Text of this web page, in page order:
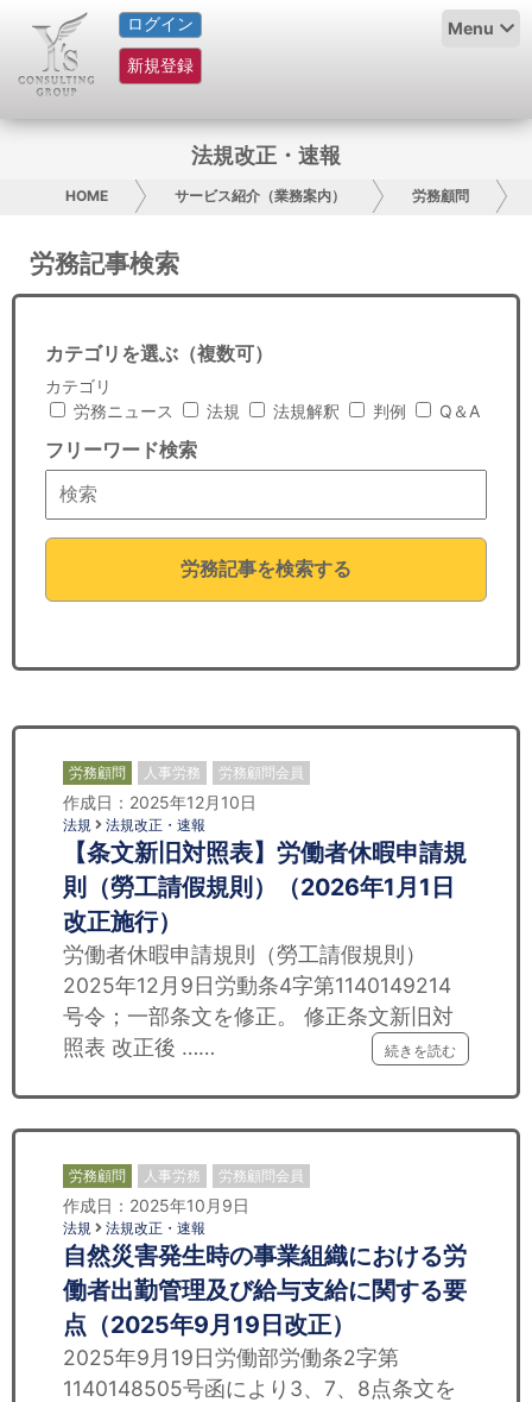
ログイン
新規登録
Menu
HOME
サービス紹介
グループ概要
採用情報
日本人にPR
コンサルティング
リサーチ
セミナー
経済ニュース
飲食店情報
法規改正・速報
HOME サービス紹介（業務案内） 労務顧問
労務記事検索
カテゴリを選ぶ（複数可）
カテゴリ
労務ニュース
法規 法規解釈 判例 Q＆A
フリーワード検索
労務記事を検索する
労務顧問 人事労務 労務顧問会員
作成日：2025年12月10日
法規 法規改正・速報
【条文新旧対照表】労働者休暇申請規
則（勞工請假規則）（2026年1月1日
改正施行）
労働者休暇申請規則（勞工請假規則）
2025年12月9日労動条4字第1140149214
号令；一部条文を修正。 修正条文新旧対
照表 改正後 ……
続きを読む
労務顧問 人事労務 労務顧問会員
作成日：2025年10月9日
法規 法規改正・速報
自然災害発生時の事業組織における労
働者出勤管理及び給与支給に関する要
点（2025年9月19日改正）
2025年9月19日労働部労働条2字第
1140148505号函により3、7、8点条文を